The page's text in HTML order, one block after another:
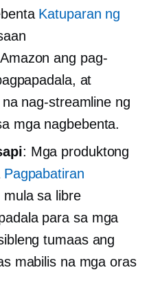
Katuparan ng
ang pag-
at
nag-streamline ng
mga nagbebenta.
: Mga produktong
Pagpabatiran
sa libre
para sa mga
tumaas ang
mabilis na mga oras